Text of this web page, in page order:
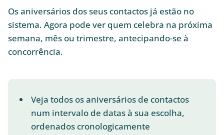
Os aniversários dos seus contactos já estão no
sistema. Agora pode ver quem celebra na próxima
semana, mês ou trimestre, antecipando-se à
concorrência.
Veja todos os aniversários de contactos
num intervalo de datas à sua escolha,
ordenados cronologicamente